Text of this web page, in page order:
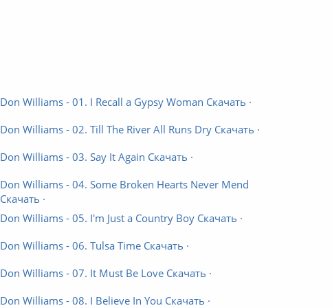
Don Williams - 01. I Recall a Gypsy Woman Скачать ·
Don Williams - 02. Till The River All Runs Dry Скачать ·
Don Williams - 03. Say It Again Скачать ·
Don Williams - 04. Some Broken Hearts Never Mend
Скачать ·
Don Williams - 05. I'm Just a Country Boy Скачать ·
Don Williams - 06. Tulsa Time Скачать ·
Don Williams - 07. It Must Be Love Скачать ·
Don Williams - 08. I Believe In You Скачать ·